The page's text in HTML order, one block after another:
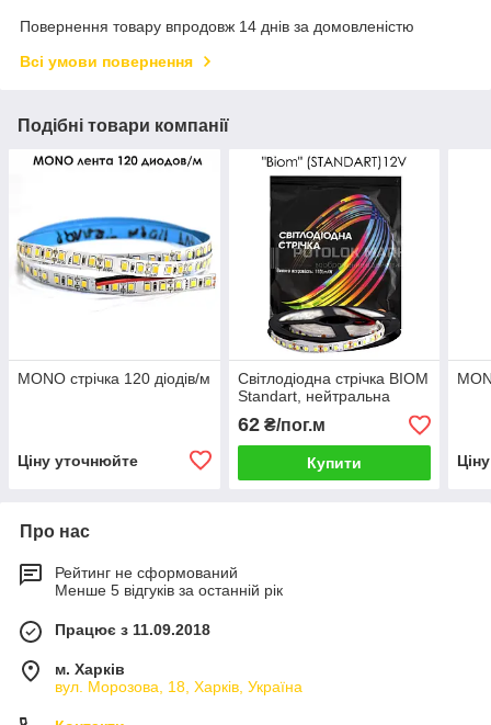
Повернення товару впродовж 14 днів за домовленістю
Всі умови повернення
Подібні товари компанії
MONO стрічка 120 діодів/м
Ціну уточнюйте
Світлодіодна стрічка BIOM
Standart, нейтральна
62₴/пог.м
Купити
Про нас
Рейтинг не сформований
Менше 5 відгуків за останній рік
Працює з 11.09.2018
м. Харків
вул. Морозова, 18, Харків, Україна